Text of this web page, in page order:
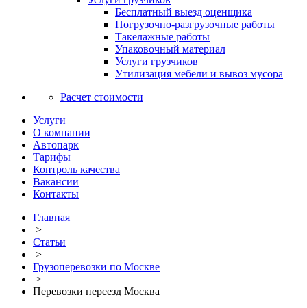
Бесплатный выезд оценщика
Погрузочно-разгрузочные работы
Такелажные работы
Упаковочный материал
Услуги грузчиков
Утилизация мебели и вывоз мусора
Расчет стоимости
Услуги
О компании
Автопарк
Тарифы
Контроль качества
Вакансии
Контакты
Главная
>
Статьи
>
Грузоперевозки по Москве
>
Перевозки переезд Москва